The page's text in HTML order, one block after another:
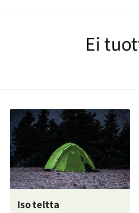
Ei
Iso teltta